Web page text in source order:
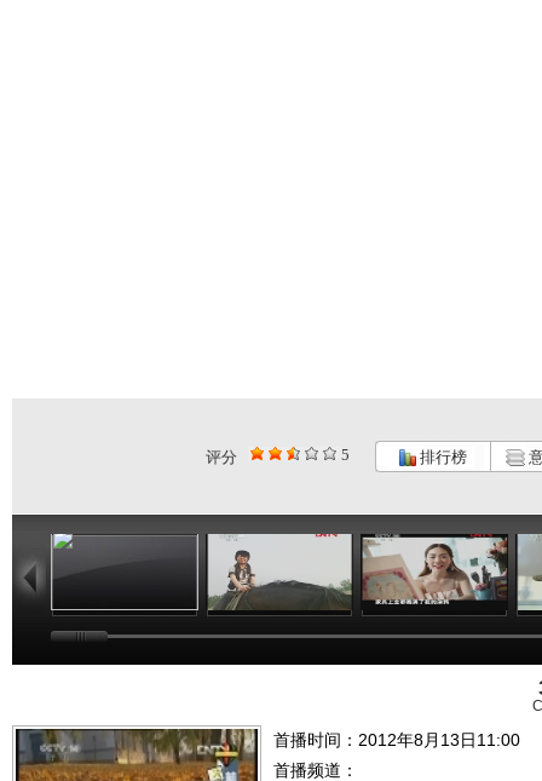
评分 5 排行榜
01:34
大仓库 酷...
11:58
大仓库 我...
14:38
首播时间：2012年8月13日11:00
首播频道：